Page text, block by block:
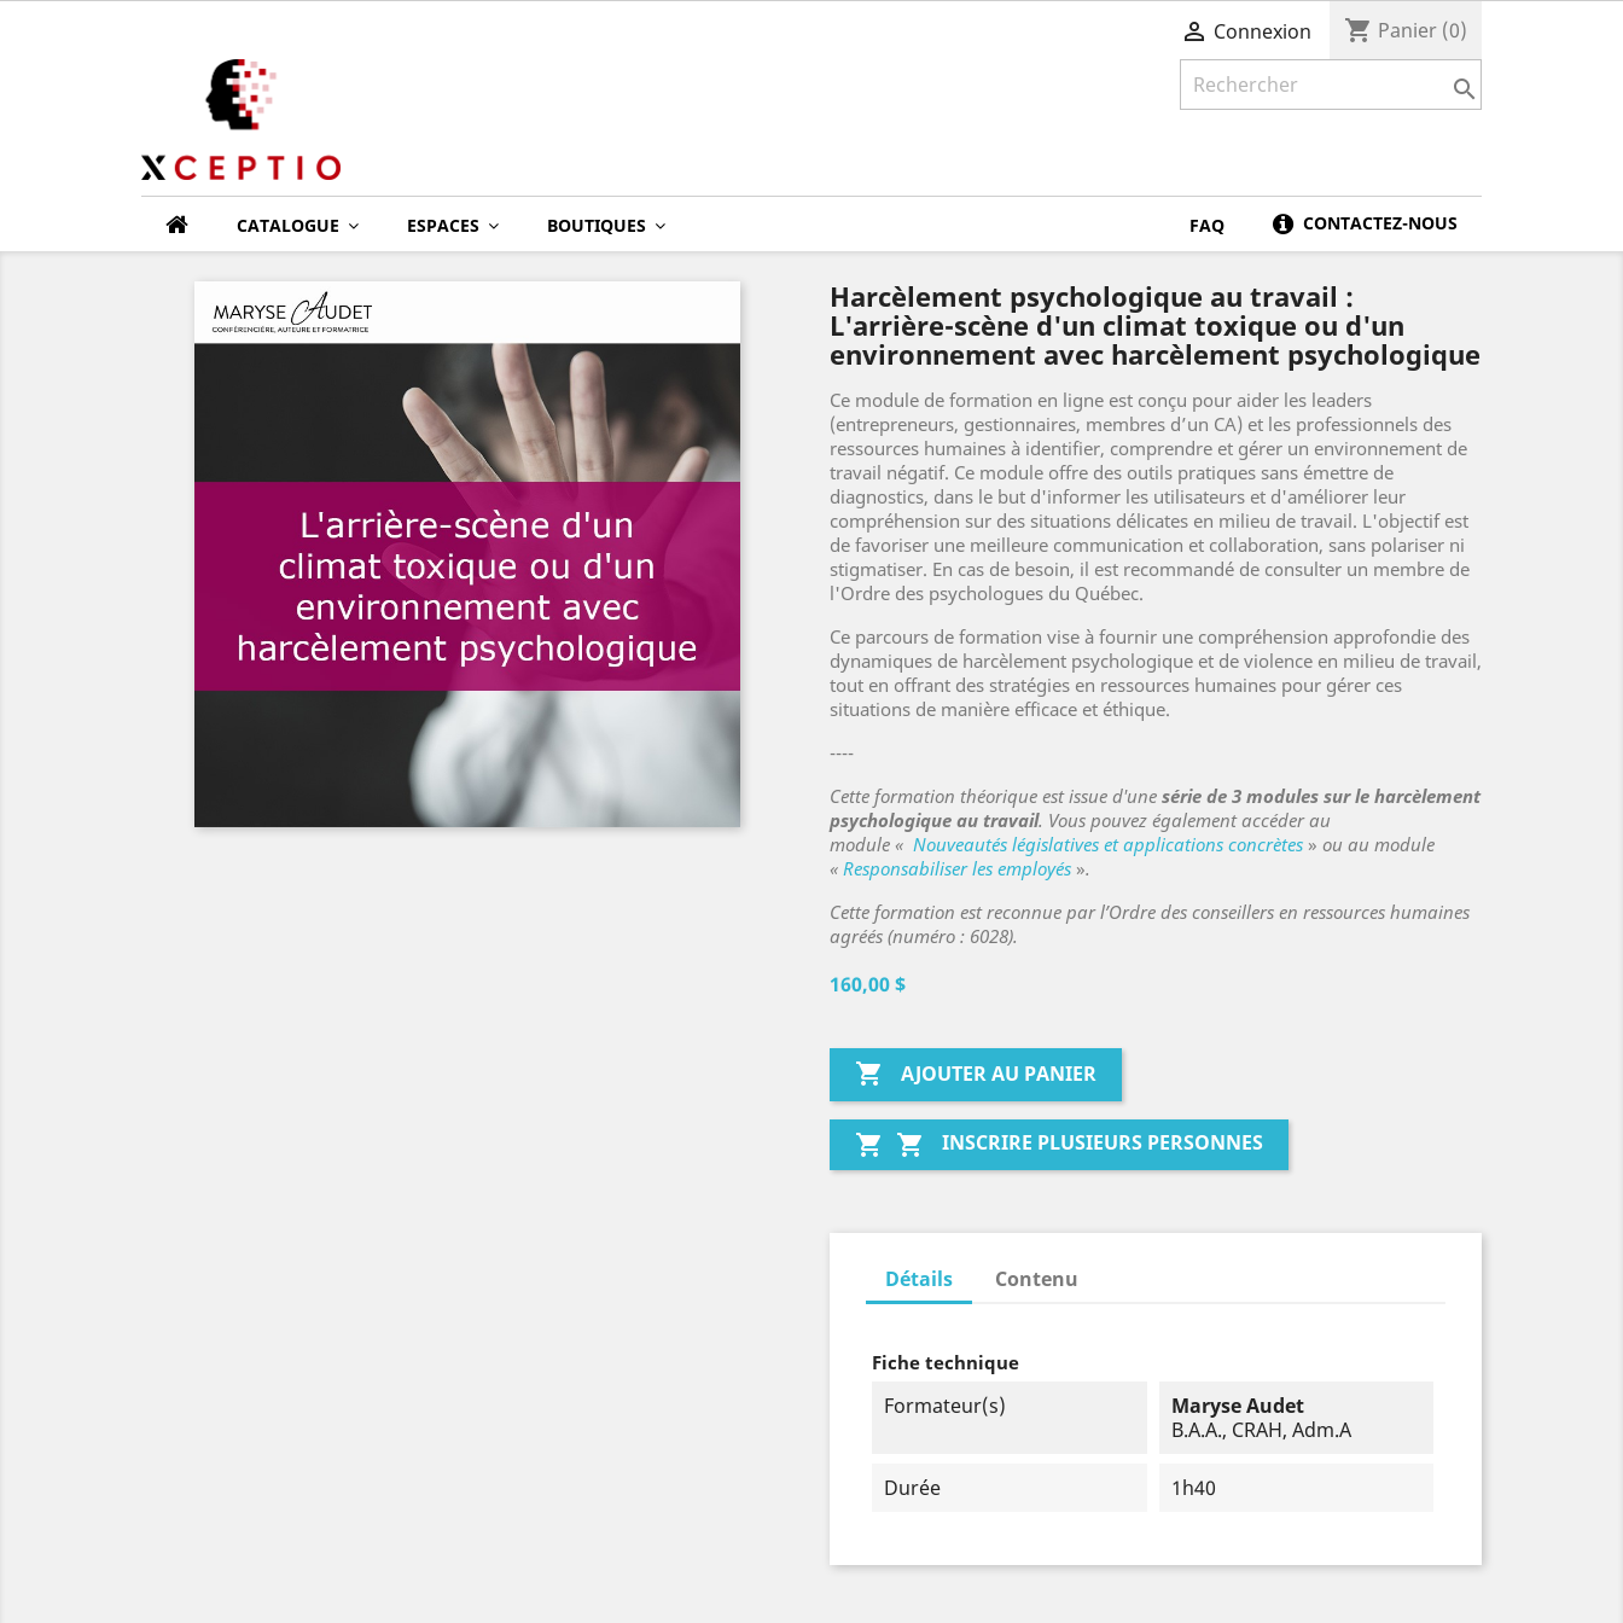
 Connexion shopping_cart Panier (0)

CATALOGUE ESPACES CONTACTEZ-NOUS
FAQ
BOUTIQUES
Harcèlement psychologique au travail :
L'arrière-scène d'un climat toxique ou d'un
environnement avec harcèlement psychologique
Ce module de formation en ligne est conçu pour aider les leaders
(entrepreneurs, gestionnaires, membres d’un CA) et les professionnels des
ressources humaines à identifier, comprendre et gérer un environnement de
travail négatif. Ce module offre des outils pratiques sans émettre de
diagnostics, dans le but d'informer les utilisateurs et d'améliorer leur
compréhension sur des situations délicates en milieu de travail. L'objectif est
de favoriser une meilleure communication et collaboration, sans polariser ni
stigmatiser. En cas de besoin, il est recommandé de consulter un membre de
l'Ordre des psychologues du Québec.
Ce parcours de formation vise à fournir une compréhension approfondie des
dynamiques de harcèlement psychologique et de violence en milieu de travail,
tout en offrant des stratégies en ressources humaines pour gérer ces
situations de manière efficace et éthique.
----
Cette formation théorique est issue d'une série de 3 modules sur le harcèlement
psychologique au travail. Vous pouvez également accéder au
module « Nouveautés législatives et applications concrètes » ou au module
« Responsabiliser les employés ».
Cette formation est reconnue par l’Ordre des conseillers en ressources humaines
agréés (numéro : 6028).
160,00 $
 AJOUTER AU PANIER
  INSCRIRE PLUSIEURS PERSONNES
Détails Contenu
Fiche technique
Formateur(s)
Maryse Audet
B.A.A., CRAH, Adm.A
Durée 1h40